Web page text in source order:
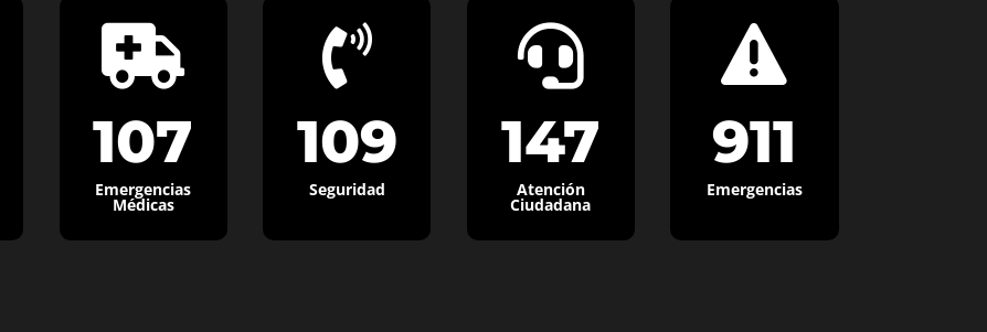

107
Emergencias
Médicas

109
Seguridad

147
Atención
Ciudadana

911
Emergencias